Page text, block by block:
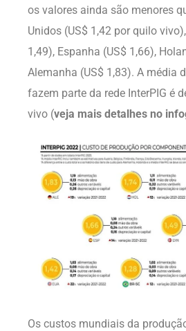
os valores ainda são menores
Unidos (US$ 1,42 por quilo
1,49), Espanha (US$ 1,66),
Alemanha (US$ 1,83). A média
fazem parte da rede InterPIG é
vivo (veja mais detalhes no
Os custos mundiais da